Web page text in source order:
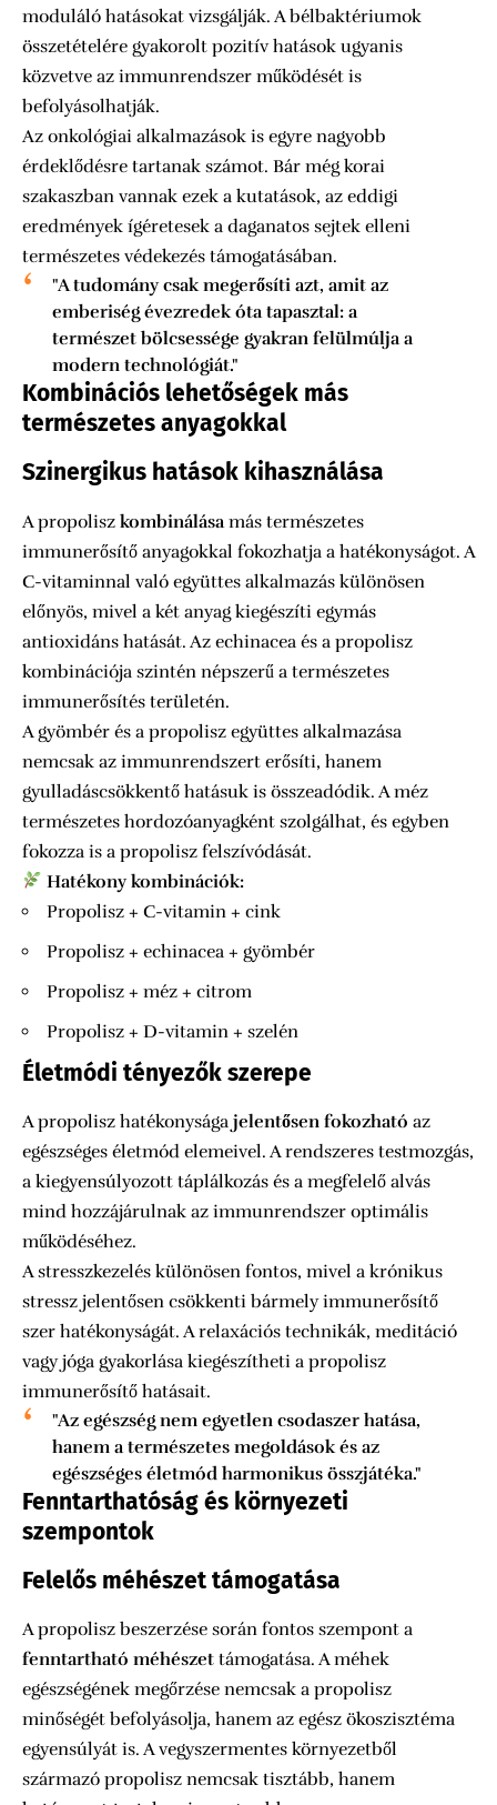
moduláló hatásokat vizsgálják. A bélbaktériumok
összetételére gyakorolt pozitív hatások ugyanis
közvetve az immunrendszer működését is
befolyásolhatják.
Az onkológiai alkalmazások is egyre nagyobb
érdeklődésre tartanak számot. Bár még korai
szakaszban vannak ezek a kutatások, az eddigi
eredmények ígéretesek a daganatos sejtek elleni
természetes védekezés támogatásában.
"A tudomány csak megerősíti azt, amit az
emberiség évezredek óta tapasztal: a
természet bölcsessége gyakran felülmúlja a
modern technológiát."
Kombinációs lehetőségek más
természetes anyagokkal
Szinergikus hatások kihasználása
A propolisz kombinálásamás természetes
immunerősítő anyagokkal fokozhatja a hatékonyságot. A
C-vitaminnal való együttes alkalmazás különösen
előnyös, mivel a két anyag kiegészíti egymás
antioxidáns hatását. Az echinacea és a propolisz
kombinációja szintén népszerű a természetes
immunerősítés területén.
A gyömbér és a propolisz együttes alkalmazása
nemcsak az immunrendszert erősíti, hanem
gyulladáscsökkentő hatásuk is összeadódik. A méz
természetes hordozóanyagként szolgálhat, és egyben
fokozza is a propolisz felszívódását.
Hatékony kombinációk:
Propolisz + C-vitamin + cink
Propolisz + echinacea + gyömbér
Propolisz + méz + citrom
Propolisz + D-vitamin + szelén
Életmódi tényezők szerepe
A propolisz hatékonysága jelentősen fokozható az
egészséges életmód elemeivel. A rendszeres testmozgás,
a kiegyensúlyozott táplálkozás és a megfelelő alvás
mind hozzájárulnak az immunrendszer optimális
működéséhez.
A stresszkezelés különösen fontos, mivel a krónikus
stressz jelentősen csökkenti bármely immunerősítő
szer hatékonyságát. A relaxációs technikák, meditáció
vagy jóga gyakorlása kiegészítheti a propolisz
immunerősítő hatásait.
"Az egészség nem egyetlen csodaszer hatása,
hanem a természetes megoldások és az
egészséges életmód harmonikus összjátéka."
Fenntarthatóság és környezeti
szempontok
Felelős méhészet támogatása
A propolisz beszerzése során fontos szempont a
fenntartható méhészet támogatása. A méhek
egészségének megőrzése nemcsak a propolisz
minőségét befolyásolja, hanem az egész ökoszisztéma
egyensúlyát is. A vegyszermentes környezetből
származó propolisz nemcsak tisztább, hanem